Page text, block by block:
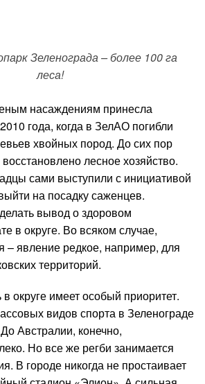
Зеленограда – более 100 га
леса!
насаждениям принесла
года, когда в ЗелАО погибли
хвойных пород. До сих пор
лесное хозяйство.
сами выступили с инициативой
на посадку саженцев.
вывод о здоровом
в округе. Во всяком случае,
– явление редкое, например, для
территорий.
округе имеет особый приоритет.
видов спорта в Зеленограде
Австралии, конечно,
Но все же регби занимается
В городе никогда не простаивает